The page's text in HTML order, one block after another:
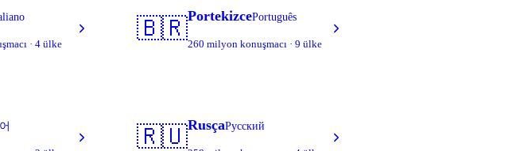
· 4 ülke
🇧🇷PortekizcePortuguês
260 milyon konuşmacı · 9 ülke
🇷🇺RusçaРусский